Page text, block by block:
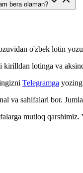
bera olaman?
o'zbek lotin
lotinga va
Telegramga
va sahifalari bor.
mutloq